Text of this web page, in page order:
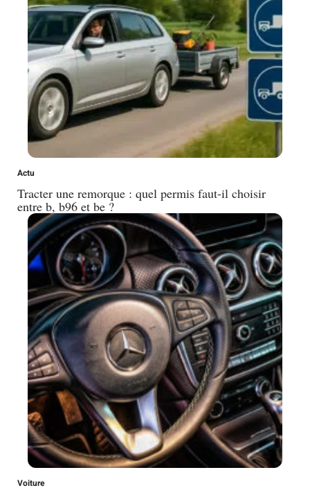
Actu
Tracter une remorque : quel permis faut-il choisir
entre b, b96 et be ?
Voiture